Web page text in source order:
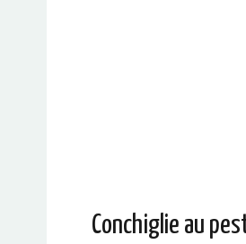
Conchiglie au